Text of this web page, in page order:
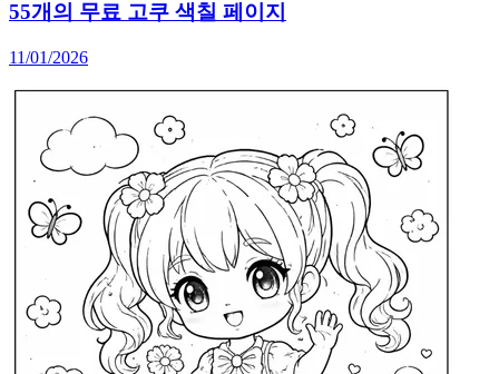
55개의 무료 고쿠 색칠 페이지
11/01/2026